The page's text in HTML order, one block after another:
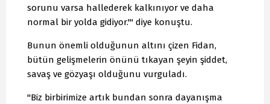
sorunu varsa hallederek kalkınıyor ve daha
normal bir yolda gidiyor.'" diye konuştu.
Bunun önemli olduğunun altını çizen Fidan,
bütün gelişmelerin önünü tıkayan şeyin şiddet,
savaş ve gözyaşı olduğunu vurguladı.
"Biz birbirimize artık bundan sonra dayanışma